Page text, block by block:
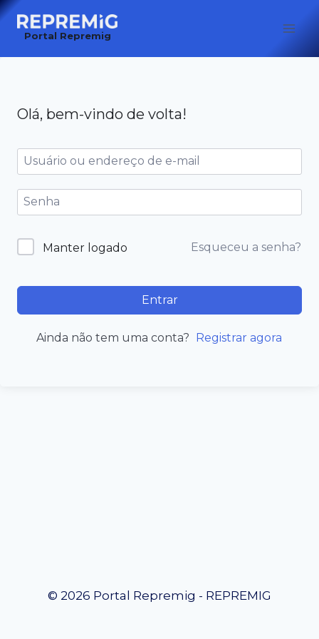
Pular
para
Portal Repremig
Olá, bem-vindo de volta!
Manter logado Esqueceu a senha?
Entrar
Ainda não tem uma conta? Registrar agora
© 2026 Portal Repremig - REPREMIG